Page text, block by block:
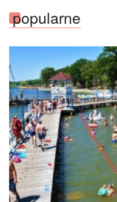
popularne